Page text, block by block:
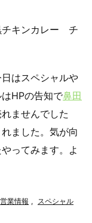
チキンカレー チ
はスペシャルや
HPの告知で鼻田
ませんでした
ました。気が向
ってみます。よ
営業情報 , スペシャル